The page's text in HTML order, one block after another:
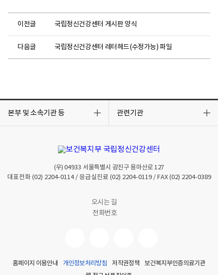
이전글 국립정신건강센터 게시판 양식
다음글 국립정신건강센터 레터헤드(수정가능) 파일
본부 및 소속기관 등
기
관련기관
기
(우)04933 서울특별시 광진구 용마산로 127
대표전화 (02) 2204-0114/ 응급실진료 (02) 2204-0119/ FAX (02) 2204-0389
오시는 길
전화번호
홈페이지 이용안내 개인정보처리방침 저작권정책
보건복지부인증의료기관